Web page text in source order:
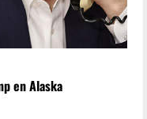
en Alaska